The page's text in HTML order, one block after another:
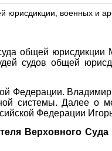
юрисдикции, военных и
общей
судов общей
Федерации.
системы. Далее о
Федерации
Верховного